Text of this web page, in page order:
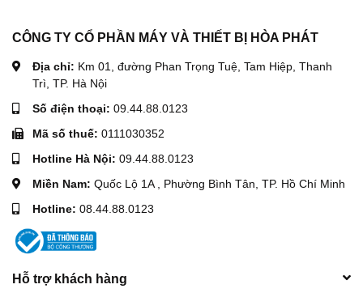
CÔNG TY CỔ PHẦN MÁY VÀ THIẾT BỊ HÒA PHÁT
Địa chỉ: Km 01, đường Phan Trọng Tuệ, Tam Hiệp, Thanh
Trì, TP. Hà Nội
Số điện thoại: 09.44.88.0123
Mã số thuế: 0111030352
Hotline Hà Nội: 09.44.88.0123
Miền Nam: Quốc Lộ 1A , Phường Bình Tân, TP. Hồ Chí Minh
Hotline: 08.44.88.0123
Hỗ trợ khách hàng